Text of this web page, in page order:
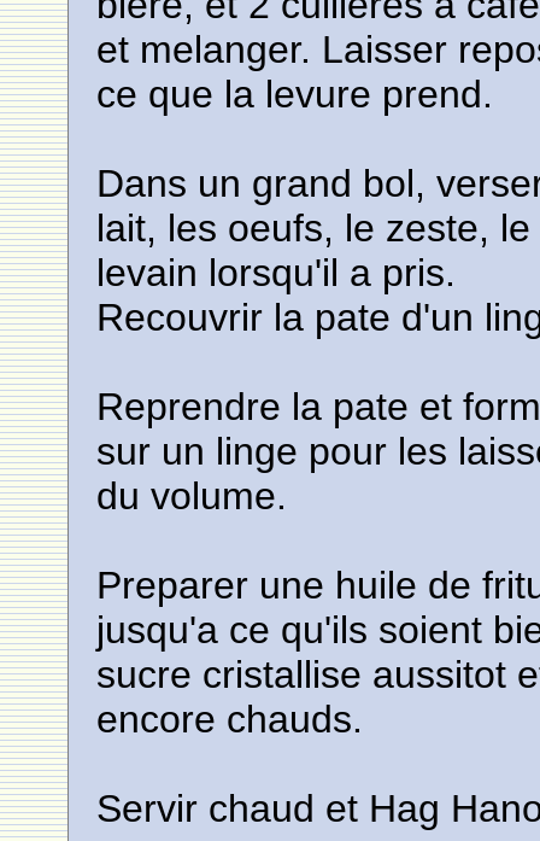
et melanger. Laisser
ce que la levure prend.
Dans un grand bol,
lait, les oeufs, le zeste,
levain lorsqu'il a pris.
Recouvrir la pate d'un
Reprendre la pate et
sur un linge pour les
du volume.
Preparer une huile de
jusqu'a ce qu'ils soient
sucre cristallise aussitot
encore chauds.
Servir chaud et Hag